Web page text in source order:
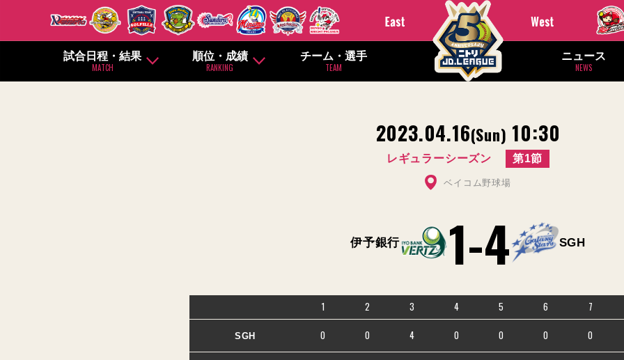
試合日程・結果
MATCH
順位・成績
RANKING
チーム・選手
TEAM
ニュース
NEWS
2023.04.16(Sun) 10:30
レギュラーシーズン 第1節
ベイコム野球場
伊予銀行 1-4 SGH
1 2 3 4 5 6 7
SGH 0 0 4 0 0 0 0